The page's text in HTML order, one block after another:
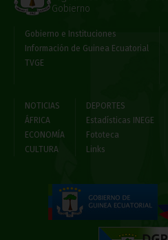
Gobierno
Gobierno e Instituciones
Información de Guinea Ecuatorial
TVGE
NOTICIAS
ÁFRICA
ECONOMÍA
CULTURA
DEPORTES
Estadísticas INEGE
Fototeca
Links